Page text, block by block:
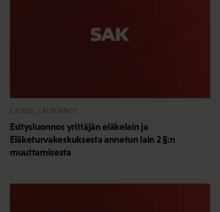
5.8.2026 LAUSUNNOT
Esitysluonnos yrittäjän eläkelain ja
Eläketurvakeskuksesta annetun lain 2 §:n
muuttamisesta